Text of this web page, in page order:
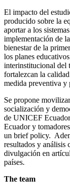
El impacto del
producido sobre la
aportar a los
implementación de
bienestar de la
los planes
interinstitucional del
fortalezcan la
medida preventiva y
Se propone
socialización y
de UNICEF
Ecuador y
un brief policy.
resultados y análisis
divulgación en
países.
The team